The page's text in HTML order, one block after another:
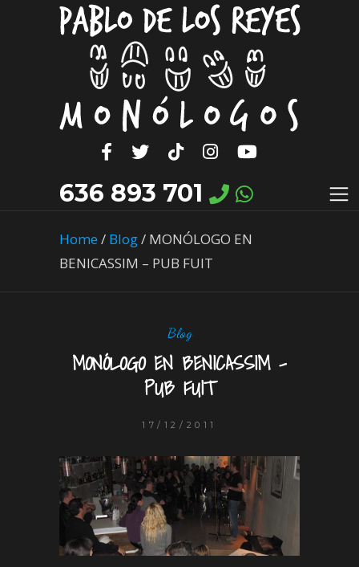
636 893 701
Home/ Blog/ MONÓLOGO EN
BENICASSIM – PUB FUIT
Blog
MONÓLOGO EN BENICASSIM –
PUB FUIT
17/12/2011